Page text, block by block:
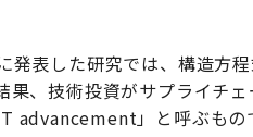
発表した研究では、構造方
、技術投資がサプライチェ
advancement」と呼ぶもの